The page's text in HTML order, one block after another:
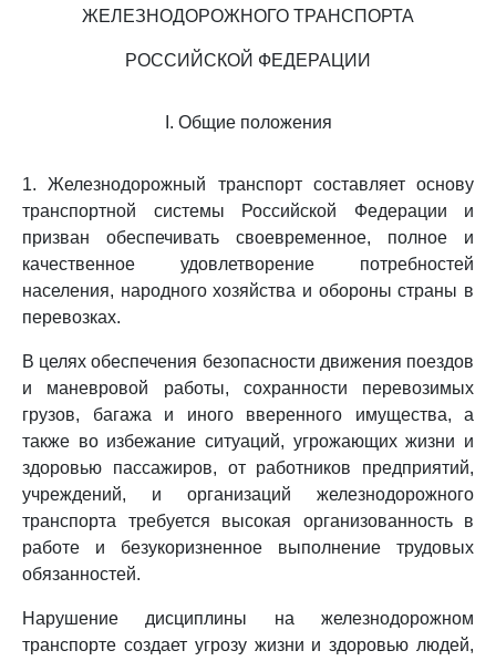
ЖЕЛЕЗНОДОРОЖНОГО ТРАНСПОРТА
РОССИЙСКОЙ ФЕДЕРАЦИИ
I. Общие положения
1. Железнодорожный транспорт составляет основу
транспортной системы Российской Федерации и
призван обеспечивать своевременное, полное и
качественное удовлетворение потребностей
населения, народного хозяйства и обороны страны в
перевозках.
В целях обеспечения безопасности движения поездов
и маневровой работы, сохранности перевозимых
грузов, багажа и иного вверенного имущества, а
также во избежание ситуаций, угрожающих жизни и
здоровью пассажиров, от работников предприятий,
учреждений, и организаций железнодорожного
транспорта требуется высокая организованность в
работе и безукоризненное выполнение трудовых
обязанностей.
Нарушение дисциплины на железнодорожном
транспорте создает угрозу жизни и здоровью людей,